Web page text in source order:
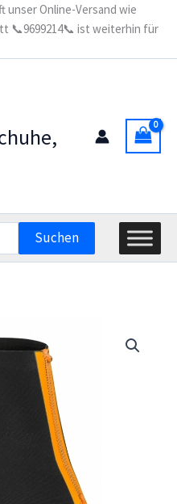
unser Online-Versand wie
📞9699214📞 ist weiterhin für
Suchen